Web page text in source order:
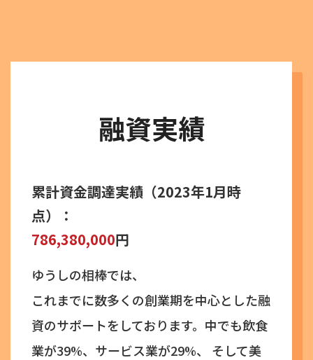
融資実績
累計資金調達実績（2023年1月時
点）：
786,380,000円
ゆうしの相棒では、
これまでに数多くの創業期を中心とした融
資のサポートをしております。 中でも飲食
業が39%、サービス業が29%、
そして美